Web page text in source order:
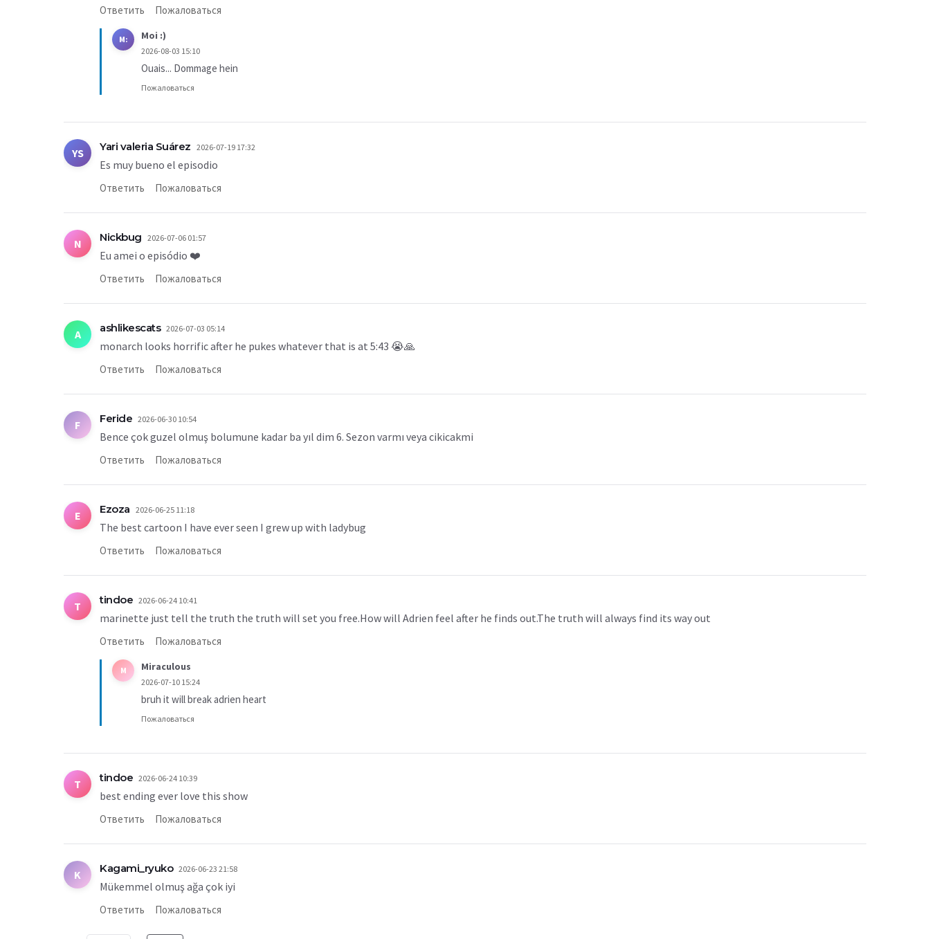
Ответить Пожаловаться
M: Moi :)
2026-08-03 15:10
Ouais... Dommage hein
Пожаловаться
YS Yari valeria Suárez 2026-07-19 17:32
Es muy bueno el episodio
Ответить Пожаловаться
N Nickbug 2026-07-06 01:57
Eu amei o episódio ❤️
Ответить Пожаловаться
A ashlikescats 2026-07-03 05:14
monarch looks horrific after he pukes whatever that is at 5:43 😭🙏
Ответить Пожаловаться
F Feride 2026-06-30 10:54
Bence çok guzel olmuş bolumune kadar ba yıl dim 6. Sezon varmı veya cikicakmi
Ответить Пожаловаться
E Ezoza 2026-06-25 11:18
The best cartoon I have ever seen I grew up with ladybug
Ответить Пожаловаться
T tindoe 2026-06-24 10:41
marinette just tell the truth the truth will set you free.How will Adrien feel after he finds out.The truth will always find its way out
Ответить Пожаловаться
M Miraculous
2026-07-10 15:24
bruh it will break adrien heart
Пожаловаться
T tindoe 2026-06-24 10:39
best ending ever love this show
Ответить Пожаловаться
K Kagami_ryuko 2026-06-23 21:58
Mükemmel olmuş ağa çok iyi
Ответить Пожаловаться